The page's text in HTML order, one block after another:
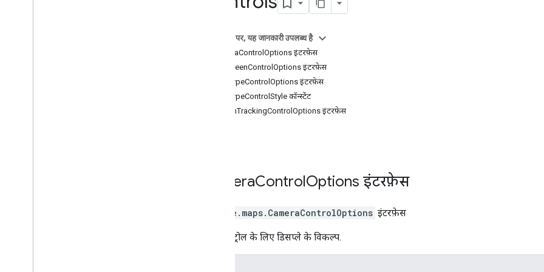
इस पेज पर, यह जानकारी उपलब्ध है
CameraControlOptions इंटरफ़ेस
FullscreenControlOptions इंटरफ़ेस
MapTypeControlOptions इंटरफ़ेस
MapTypeControlStyle कॉन्स्टेंट
MotionTrackingControlOptions इंटरफ़ेस
CameraControlOptions इंटरफ़ेस
google.maps. CameraControlOptions इंटरफ़ेस
कैमरा कंट्रोल के लिए डिसप्ले के विकल्प.